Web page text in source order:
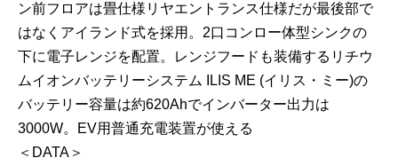
ン前フロアは畳仕様リヤエントランス仕様だが最後部で
はなくアイランド式を採用。2口コンロー体型シンクの
下に電子レンジを配置。レンジフードも装備するリチウ
ムイオンバッテリーシステム ILIS ME (イリス・ミー)の
バッテリー容量は約620Ahでインバーター出力は
3000W。EV用普通充電装置が使える
＜DATA＞